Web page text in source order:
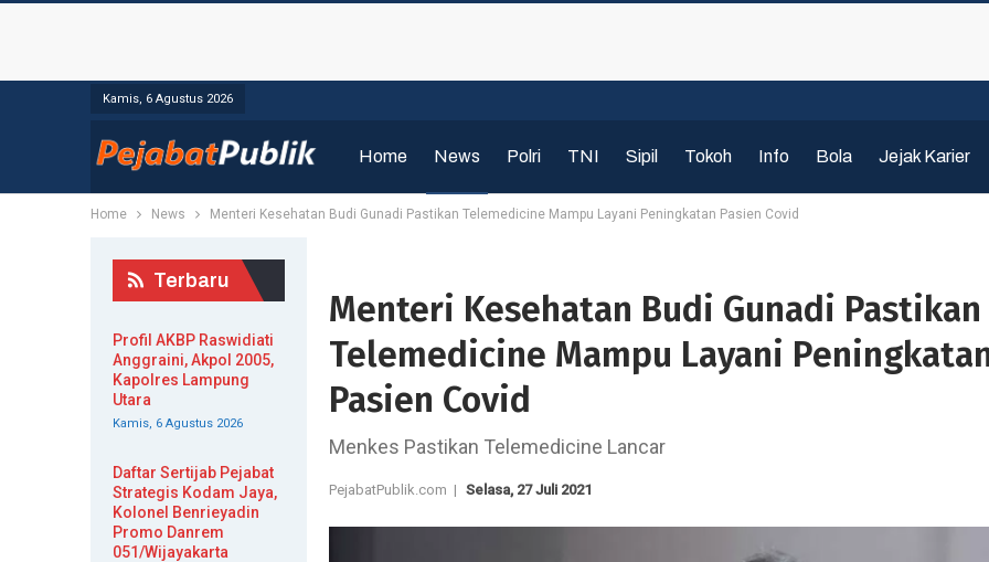
Kamis, 6 Agustus 2026
Home News Polri TNI Sipil Tokoh Info Bola Jejak Karier
Home News Menteri Kesehatan Budi Gunadi Pastikan Telemedicine Mampu Layani Peningkatan Pasien Covid
Menteri Kesehatan Budi Gunadi Pastikan
Telemedicine Mampu Layani
Pasien Covid
Menkes Pastikan Telemedicine Lancar
PejabatPublik.com | Selasa, 27 Juli 2021
Terbaru
Profil AKBP Raswidiati
Anggraini, Akpol 2005,
Kapolres Lampung
Utara
Kamis, 6 Agustus 2026
Daftar Sertijab Pejabat
Strategis Kodam Jaya,
Kolonel Benrieyadin
Promo Danrem
051/Wijayakarta